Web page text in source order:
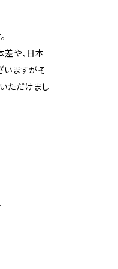
や、日本
いますがそ
ただけまし